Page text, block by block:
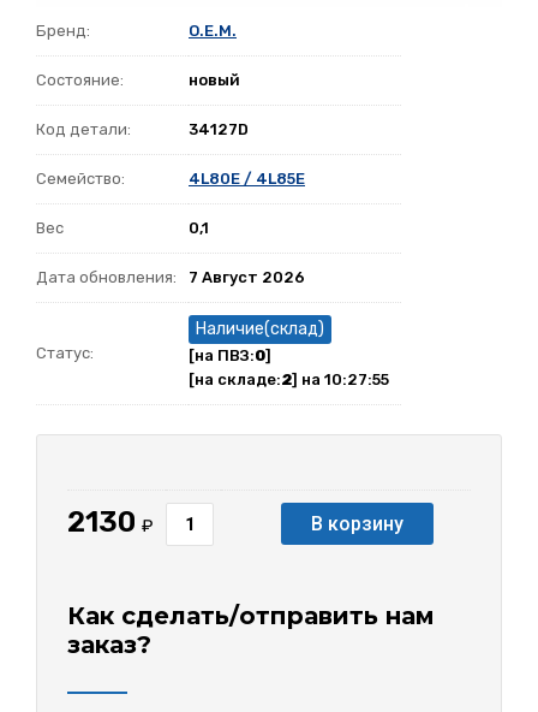
Бренд: O.E.M.
Состояние: новый
Код детали: 34127D
Семейство: 4L80E / 4L85E
Вес 0,1
Дата обновления: 7 Август 2026
Статус:
Наличие(склад)
[на ПВЗ:0]
[на складе:2] на 10:27:55
2130 ₽ В корзину
Как сделать/отправить нам
заказ?